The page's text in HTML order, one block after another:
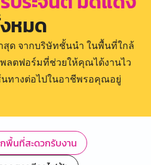
หมด
ด จากบริษัทชั้นนำ ในพื้นที่ใกล้
ลตฟอร์มที่ช่วยให้คุณได้งานไว
นทางต่อไปในอาชีพรอคุณอยู่
พื้นที่สะดวกรับงาน